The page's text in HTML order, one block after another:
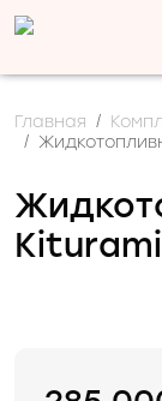
Главная
Kiturami